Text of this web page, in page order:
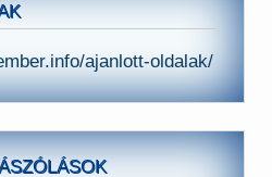
ajanlott-oldalak/